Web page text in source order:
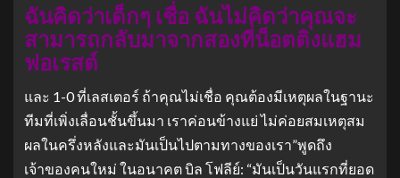
ฉันคิดว่าเด็กๆ เชื่อ ฉันไม่คิดว่าคุณจะ
สามารถกลับมาจากสองที่น็อตติงแฮม
ฟอเรสต์
และ 1-0 ที่เลสเตอร์ ถ้าคุณไม่เชื่อ คุณต้องมีเหตุผลในฐานะ
ทีมที่เพิ่งเลื่อนชั้นขึ้นมา เราค่อนข้างแย่ ไม่ค่อยสมเหตุสม
ผลในครึ่งหลังและมันเป็นไปตามทางของเรา”พูดถึง
เจ้าของคนใหม่ ในอนาคต บิล โฟลีย์: “มันเป็นวันแรกที่ยอด